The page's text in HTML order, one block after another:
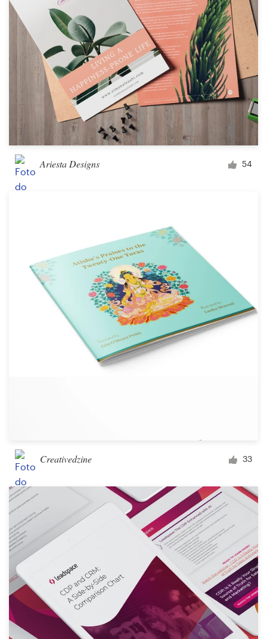
Ariesta Designs 54
Creativedzine 33